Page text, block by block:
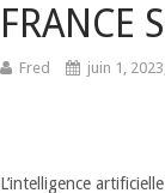
FRANCE
Fred juin 1,
L’intelligence